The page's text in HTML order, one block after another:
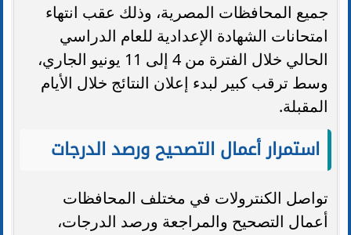
جميع المحافظات المصرية، وذلك عقب انتهاء
امتحانات الشهادة الإعدادية للعام الدراسي
الحالي خلال الفترة من 4 إلى 11 يونيو الجاري،
وسط ترقب كبير لبدء إعلان النتائج خلال الأيام
المقبلة.
استمرار أعمال التصحيح ورصد الدرجات
تواصل الكنترولات في مختلف المحافظات
أعمال التصحيح والمراجعة ورصد الدرجات،